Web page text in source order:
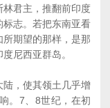
君主，推翻前印度
志。若把东南亚看
期望的那样，是那
尼西亚群岛。
，使其领土几乎增
。7、8世纪，在初